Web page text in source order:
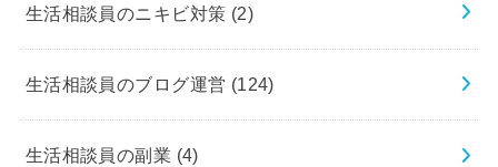
生活相談員のニキビ対策 (2)
生活相談員のブログ運営 (124)
生活相談員の副業 (4)